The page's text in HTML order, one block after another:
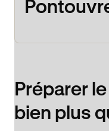
Préparer
bien plus